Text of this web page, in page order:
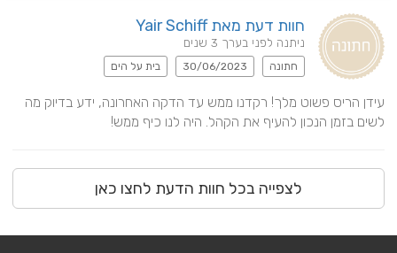
חוות דעת מאת Yair Schiff
ניתנה לפני בערך 3 שנים
חתונה 30/06/2023 בית על הים
לשים בזמן הנכון להעיף את הקהל. היה לנו כיף ממש!
לצפייה בכל חוות הדעת לחצו כאן